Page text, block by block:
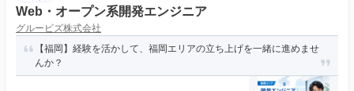
Web・オープン系開発エンジニア
グルービズ株式会社
【福岡】経験を活かして、福岡エリアの立ち上げを一緒に進めませ
んか？